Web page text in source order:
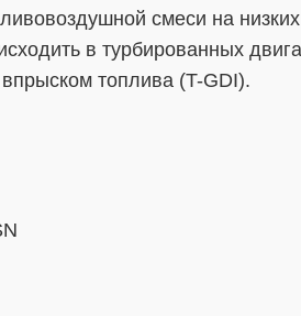
смеси на
в турбированных
топлива (T-GDI).